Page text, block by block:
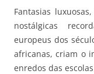
Fantasias
nostálgicas
europeus dos
africanas, criam o
enredos das